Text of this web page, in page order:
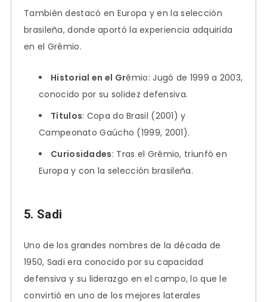
También destacó en Europa y en la selección
brasileña, donde aportó la experiencia adquirida
en el Grêmio.
Historial en el Grêmio: Jugó de 1999 a 2003,
conocido por su solidez defensiva.
Títulos: Copa do Brasil (2001) y
Campeonato Gaúcho (1999, 2001).
Curiosidades: Tras el Grêmio, triunfó en
Europa y con la selección brasileña.
5. Sadi
Uno de los grandes nombres de la década de
1950, Sadi era conocido por su capacidad
defensiva y su liderazgo en el campo, lo que le
convirtió en uno de los mejores laterales